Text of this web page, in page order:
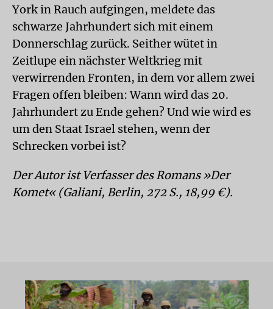
York in Rauch aufgingen, meldete das
schwarze Jahrhundert sich mit einem
Donnerschlag zurück. Seither wütet in
Zeitlupe ein nächster Weltkrieg mit
verwirrenden Fronten, in dem vor allem zwei
Fragen offen bleiben: Wann wird das 20.
Jahrhundert zu Ende gehen? Und wie wird es
um den Staat Israel stehen, wenn der
Schrecken vorbei ist?
Der Autor ist Verfasser des Romans »Der
Komet« (Galiani, Berlin, 272 S., 18,99 €).